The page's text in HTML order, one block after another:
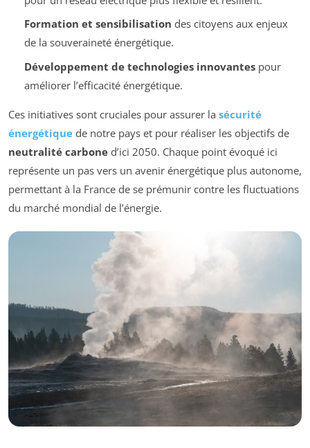
Formation et sensibilisation des citoyens aux enjeux
de la souveraineté énergétique.
Développement de technologies innovantespour
améliorer l’efficacité énergétique.
Ces initiatives sont cruciales pour assurer la sécurité
énergétique de notre pays et pour réaliser les objectifs de
neutralité carbone d’ici 2050. Chaque point évoqué ici
représente un pas vers un avenir énergétique plus autonome,
permettant à la France de se prémunir contre les fluctuations
du marché mondial de l’énergie.